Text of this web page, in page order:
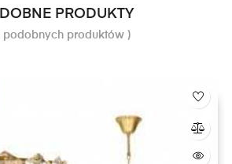
PRODUKTY
podobnych produktów )